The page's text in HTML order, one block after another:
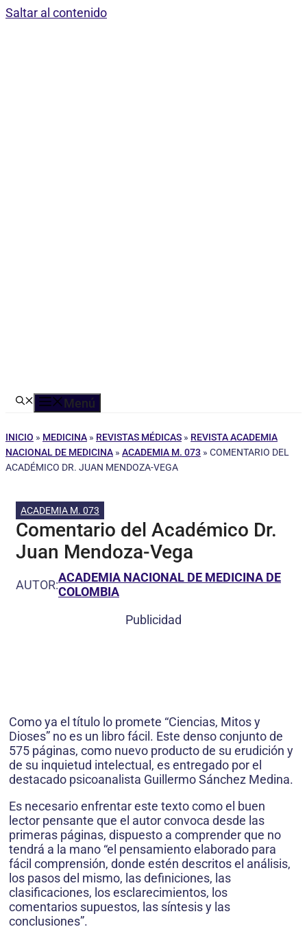
Saltar al contenido
Menú
INICIO » MEDICINA » REVISTAS MÉDICAS » REVISTA ACADEMIA
NACIONAL DE MEDICINA » ACADEMIA M. 073 » COMENTARIO DEL
ACADÉMICO DR. JUAN MENDOZA-VEGA
ACADEMIA M. 073
Comentario del Académico Dr.
Juan Mendoza-Vega
AUTOR:ACADEMIA NACIONAL DE MEDICINA DE
COLOMBIA
Publicidad
Como ya el título lo promete “Ciencias, Mitos y
Dioses” no es un libro fácil. Este denso conjunto de
575 páginas, como nuevo producto de su erudición y
de su inquietud intelectual, es entregado por el
destacado psicoanalista Guillermo Sánchez Medina.
Es necesario enfrentar este texto como el buen
lector pensante que el autor convoca desde las
primeras páginas, dispuesto a comprender que no
tendrá a la mano “el pensamiento elaborado para
fácil comprensión, donde estén descritos el análisis,
los pasos del mismo, las definiciones, las
clasificaciones, los esclarecimientos, los
comentarios supuestos, las síntesis y las
conclusiones”.